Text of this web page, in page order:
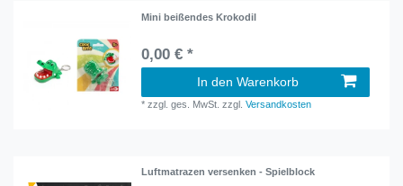
Mini beißendes Krokodil
0,00 € *
In den Warenkorb
*zzgl. ges. MwSt. zzgl.Versandkosten
Luftmatrazen versenken - Spielblock